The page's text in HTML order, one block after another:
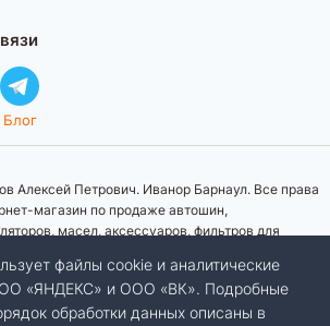
Блог
Алексей Петрович. Иванор Барнаул. Все права
магазин по продаже автошин,
масел, аксессуаров, фильтров для
Представленная информация о товарах, их
фото, наличия на складе ни при каких
офертой, определяемой положениями
файлы cookie и аналитические
«ЯНДЕКС» и ООО «ВК». Подробные
обработки данных описаны в